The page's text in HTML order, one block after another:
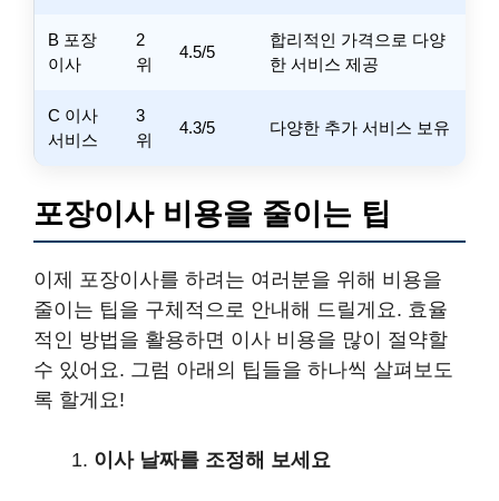
B 포장
이사
2
위
4.5/5
합리적인 가격으로 다양
한 서비스 제공
C 이사
서비스
3
위
4.3/5 다양한 추가 서비스 보유
포장이사 비용을 줄이는 팁
이제 포장이사를 하려는 여러분을 위해 비용을
줄이는 팁을 구체적으로 안내해 드릴게요. 효율
적인 방법을 활용하면 이사 비용을 많이 절약할
수 있어요. 그럼 아래의 팁들을 하나씩 살펴보도
록 할게요!
이사 날짜를 조정해 보세요